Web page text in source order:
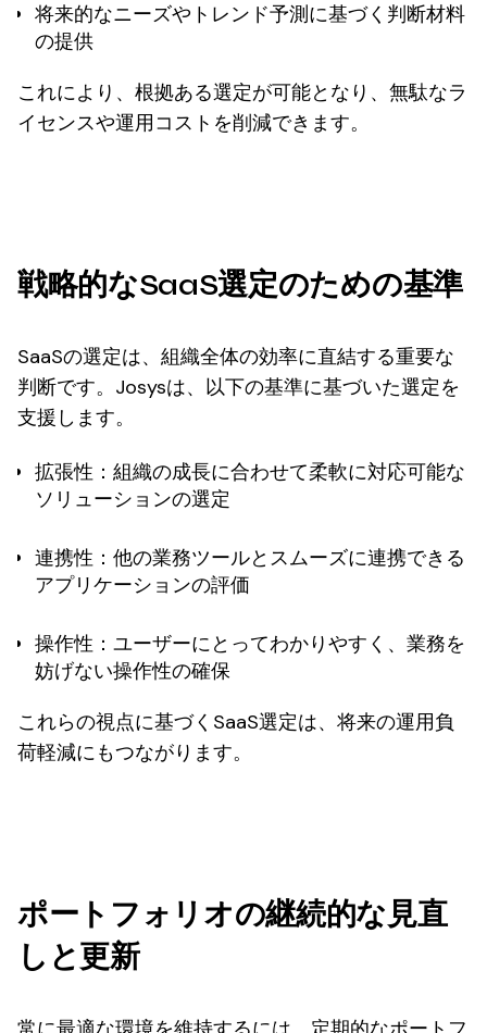
将来的なニーズやトレンド予測に基づく判断材料
の提供
これにより、根拠ある選定が可能となり、無駄なラ
イセンスや運用コストを削減できます。
戦略的なSaaS選定のための基準
SaaSの選定は、組織全体の効率に直結する重要な
判断です。Josysは、以下の基準に基づいた選定を
支援します。
拡張性 ：組織の成長に合わせて柔軟に対応可能な
ソリューションの選定
連携性 ：他の業務ツールとスムーズに連携できる
アプリケーションの評価
操作性 ：ユーザーにとってわかりやすく、業務を
妨げない操作性の確保
これらの視点に基づくSaaS選定は、将来の運用負
荷軽減にもつながります。
ポートフォリオの継続的な見直
しと更新